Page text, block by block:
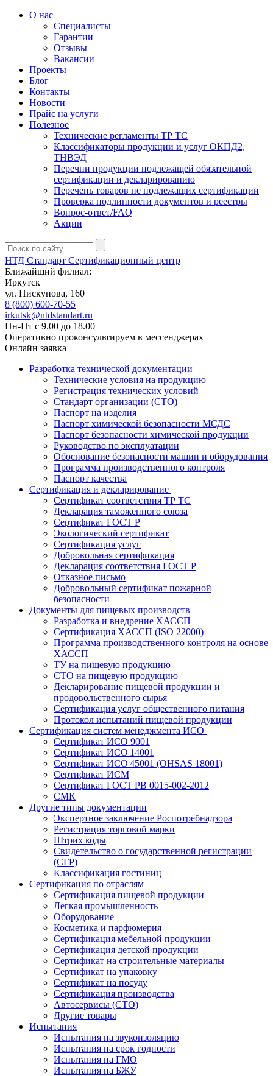
О нас
Специалисты
Гарантии
Отзывы
Вакансии
Проекты
Блог
Контакты
Новости
Прайс на услуги
Полезное
Технические регламенты ТР ТС
Классификаторы продукции и услуг ОКПД2,
ТНВЭД
Перечни продукции подлежащей обязательной
сертификации и декларированию
Перечень товаров не подлежащих сертификации
Проверка подлинности документов и реестры
Вопрос-ответ/FAQ
Акции
НТД Стандарт Сертификационный центр
Ближайший филиал:
Иркутск
ул. Пискунова, 160
8 (800) 600-70-55
irkutsk@ntdstandart.ru
Пн-Пт с 9.00 до 18.00
Оперативно проконсультируем в мессенджерах
Онлайн заявка
Разработка технической документации
Технические условия на продукцию
Регистрация технических условий
Стандарт организации (СТО)
Паспорт на изделия
Паспорт химической безопасности МСДС
Паспорт безопасности химической продукции
Руководство по эксплуатации
Обоснование безопасности машин и оборудования
Программа производственного контроля
Паспорт качества
Сертификация и декларирование
Сертификат соответствия ТР ТС
Декларация таможенного союза
Сертификат ГОСТ Р
Экологический сертификат
Сертификация услуг
Добровольная сертификация
Декларация соответствия ГОСТ Р
Отказное письмо
Добровольный сертификат пожарной
безопасности
Документы для пищевых производств
Разработка и внедрение ХАССП
Сертификация ХАССП (ISO 22000)
Программа производственного контроля на основе
ХАССП
ТУ на пищевую продукцию
СТО на пищевую продукцию
Декларирование пищевой продукции и
продовольственного сырья
Сертификация услуг общественного питания
Протокол испытаний пищевой продукции
Сертификация систем менеджмента ИСО
Сертификат ИСО 9001
Сертификат ИСО 14001
Сертификат ИСО 45001 (OHSAS 18001)
Сертификат ИСМ
Сертификат ГОСТ РВ 0015-002-2012
СМК
Другие типы документации
Экспертное заключение Роспотребнадзора
Регистрация торговой марки
Штрих коды
Свидетельство о государственной регистрации
(СГР)
Классификация гостиниц
Сертификация по отраслям
Сертификация пищевой продукции
Легкая промышленность
Оборудование
Косметика и парфюмерия
Сертификация мебельной продукции
Сертификация детской продукции
Сертификат на строительные материалы
Сертификат на упаковку
Сертификат на посуду
Сертификация производства
Автосервисы (СТО)
Другие товары
Испытания
Испытания на звукоизоляцию
Испытания на срок годности
Испытания на ГМО
Испытания на БЖУ